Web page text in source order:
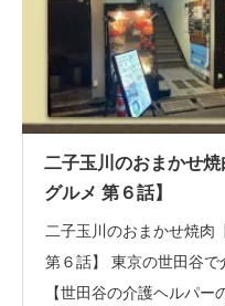
二子玉川のおまかせ
グルメ 第６話】
二子玉川のおまかせ焼肉
第６話】 東京の世田谷で
【世田谷の介護ヘルパ